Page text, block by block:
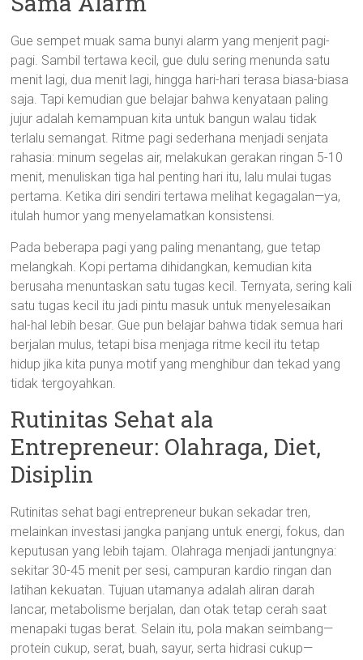
Gue sempet muak sama bunyi alarm yang menjerit pagi-
pagi. Sambil tertawa kecil, gue dulu sering menunda satu
menit lagi, dua menit lagi, hingga hari-hari terasa biasa-biasa
saja. Tapi kemudian gue belajar bahwa kenyataan paling
jujur adalah kemampuan kita untuk bangun walau tidak
terlalu semangat. Ritme pagi sederhana menjadi senjata
rahasia: minum segelas air, melakukan gerakan ringan 5-10
menit, menuliskan tiga hal penting hari itu, lalu mulai tugas
pertama. Ketika diri sendiri tertawa melihat kegagalan—ya,
itulah humor yang menyelamatkan konsistensi.
Pada beberapa pagi yang paling menantang, gue tetap
melangkah. Kopi pertama dihidangkan, kemudian kita
berusaha menuntaskan satu tugas kecil. Ternyata, sering kali
satu tugas kecil itu jadi pintu masuk untuk menyelesaikan
hal-hal lebih besar. Gue pun belajar bahwa tidak semua hari
berjalan mulus, tetapi bisa menjaga ritme kecil itu tetap
hidup jika kita punya motif yang menghibur dan tekad yang
tidak tergoyahkan.
Rutinitas Sehat ala
Entrepreneur: Olahraga, Diet,
Disiplin
Rutinitas sehat bagi entrepreneur bukan sekadar tren,
melainkan investasi jangka panjang untuk energi, fokus, dan
keputusan yang lebih tajam. Olahraga menjadi jantungnya:
sekitar 30-45 menit per sesi, campuran kardio ringan dan
latihan kekuatan. Tujuan utamanya adalah aliran darah
lancar, metabolisme berjalan, dan otak tetap cerah saat
menapaki tugas berat. Selain itu, pola makan seimbang—
protein cukup, serat, buah, sayur, serta hidrasi cukup—